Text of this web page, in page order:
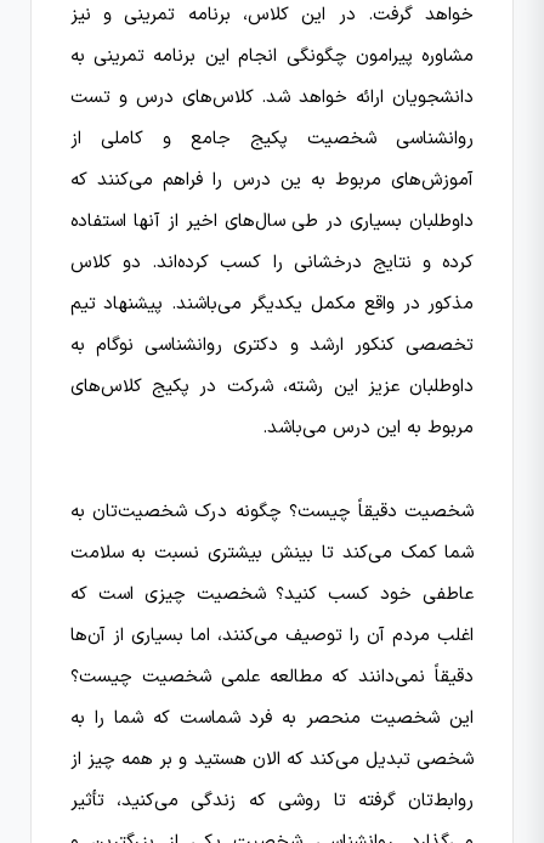
خواهد گرفت. در این کلاس، برنامه تمرینی و نیز
مشاوره پیرامون چگونگی انجام این برنامه تمرینی به
دانشجویان ارائه خواهد شد. کلاس‌های درس و تست
روانشناسی شخصیت پکیج جامع و کاملی از
آموزش‌های مربوط به ین درس را فراهم می‌کنند که
داوطلبان بسیاری در طی سال‌های اخیر از آنها استفاده
کرده و نتایج درخشانی را کسب کرده‌اند. دو کلاس
مذکور در واقع مکمل یکدیگر می‌باشند. پیشنهاد تیم
تخصصی کنکور ارشد و دکتری روانشناسی نوگام به
داوطلبان عزیز این رشته، شرکت در پکیج کلاس‌های
مربوط به این درس می‌باشد.
شخصیت دقیقاً چیست؟ چگونه درک شخصیت‌تان به
شما کمک می‌کند تا بینش بیشتری نسبت به سلامت
عاطفی خود کسب کنید؟ شخصیت چیزی است که
اغلب مردم آن را توصیف می‌کنند، اما بسیاری از آن‌ها
دقیقاً نمی‌دانند که مطالعه علمی شخصیت چیست؟
این شخصیت منحصر به فرد شماست که شما را به
شخصی تبدیل می‌کند که الان هستید و بر همه چیز از
روابط‌تان گرفته تا روشی که زندگی می‌کنید، تأثیر